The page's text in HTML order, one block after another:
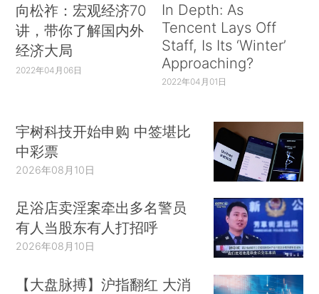
向松祚：宏观经济70
讲，带你了解国内外
经济大局
2022年04月06日
In Depth: As
Tencent Lays Off
Staff, Is Its ‘Winter’
Approaching?
2022年04月01日
宇树科技开始申购 中签堪比
中彩票
2026年08月10日
足浴店卖淫案牵出多名警员
有人当股东有人打招呼
2026年08月10日
【大盘脉搏】沪指翻红 大消